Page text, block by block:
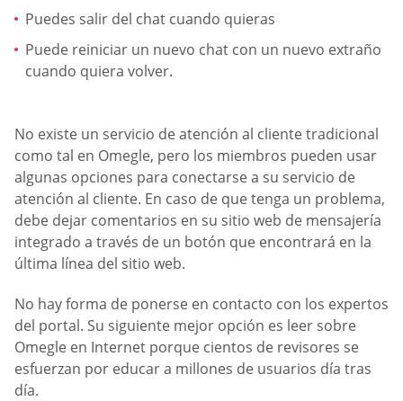
Puedes salir del chat cuando quieras
Puede reiniciar un nuevo chat con un nuevo extraño
cuando quiera volver.
No existe un servicio de atención al cliente tradicional
como tal en Omegle, pero los miembros pueden usar
algunas opciones para conectarse a su servicio de
atención al cliente. En caso de que tenga un problema,
debe dejar comentarios en su sitio web de mensajería
integrado a través de un botón que encontrará en la
última línea del sitio web.
No hay forma de ponerse en contacto con los expertos
del portal. Su siguiente mejor opción es leer sobre
Omegle en Internet porque cientos de revisores se
esfuerzan por educar a millones de usuarios día tras
día.